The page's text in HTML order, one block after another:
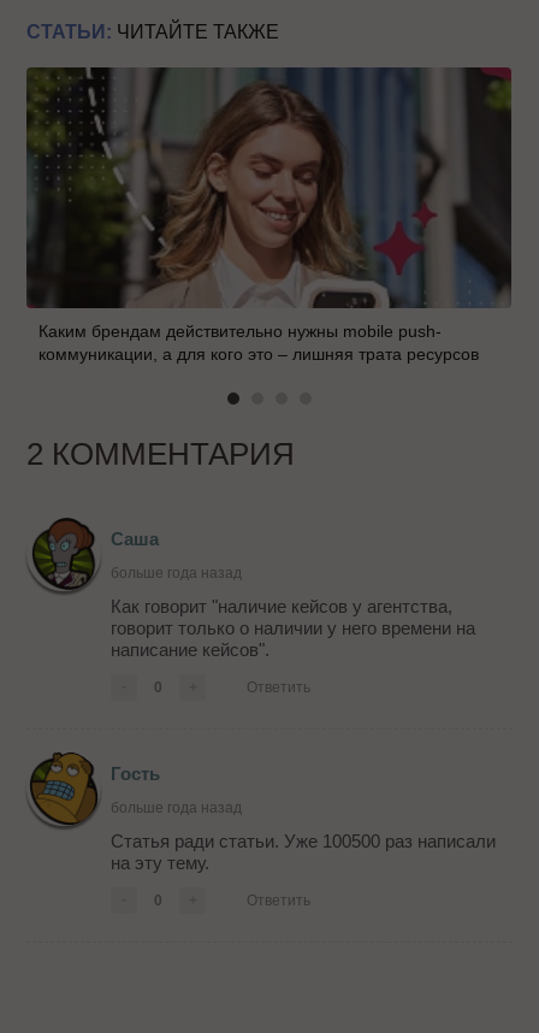
СТАТЬИ: ЧИТАЙТЕ ТАКЖЕ
Каким брендам действительно нужны mobile push-
коммуникации, а для кого это – лишняя трата ресурсов
2 КОММЕНТАРИЯ
Саша
больше года назад
Как говорит "наличие кейсов у агентства,
говорит только о наличии у него времени на
написание кейсов".
0 Ответить
Гость
больше года назад
Статья ради статьи. Уже 100500 раз написали
на эту тему.
0 Ответить